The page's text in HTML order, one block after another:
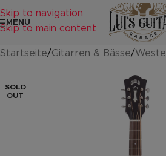
Skip to navigation
Skip to main content
MENU
Startseite/Gitarren & Bässe/
SOLD
OUT